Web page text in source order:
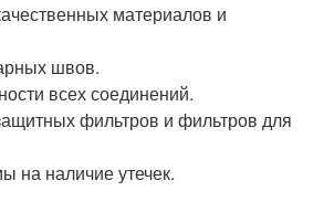
материалов и
швов.
всех соединений.
фильтров и фильтров для
на наличие утечек.